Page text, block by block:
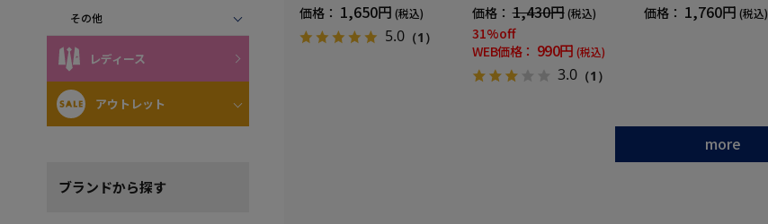
その他
レディース
アウトレット
ブランドから探す
価格： 1,650円 (税込)
5.0 （1）
価格： 1,430円 (税込)
31%off
WEB価格： 990円 (税込)
3.0（1）
価格： 1,760円 (税込)
more